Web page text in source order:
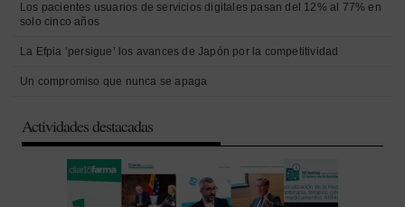
Los pacientes usuarios de servicios digitales pasan del 12% al 77% en
solo cinco años
La Efpia ‘persigue’ los avances de Japón por la competitividad
Un compromiso que nunca se apaga
Actividades destacadas